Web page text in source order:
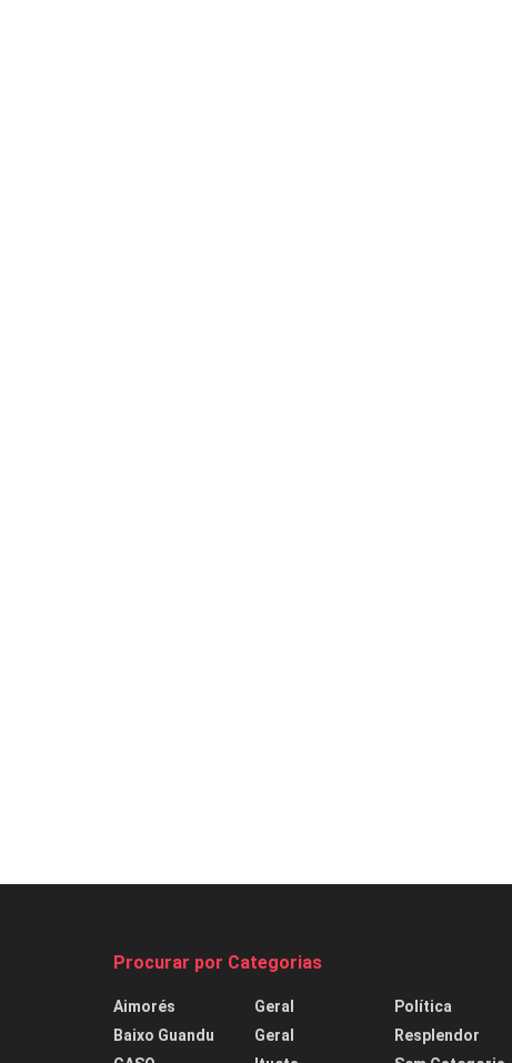
Procurar por Categorias
Aimorés
Baixo Guandu
Geral
Geral
Política
Resplendor